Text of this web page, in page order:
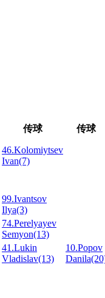
传球 传球
46.Kolomiytsev
Ivan(7)
99.Ivantsov
Ilya(3)
74.Perelyayev
Semyon(13)
41.Lukin
Vladislav(13)
10.Popov